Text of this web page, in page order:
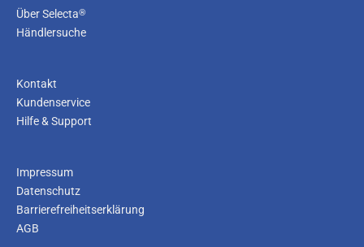
Über Selecta®
Händlersuche
Kontakt
Kundenservice
Hilfe & Support
Impressum
Datenschutz
Barrierefreiheitserklärung
AGB